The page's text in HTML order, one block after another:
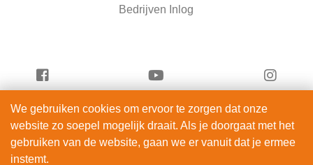
Bedrijven Inlog
Vandaag Fietsen is onderdeel van
ServiceRight B.V. | KVK 90914872
We gebruiken cookies om ervoor te zorgen dat onze
website zo soepel mogelijk draait. Als je doorgaat met het
gebruiken van de website, gaan we er vanuit dat je ermee
instemt.